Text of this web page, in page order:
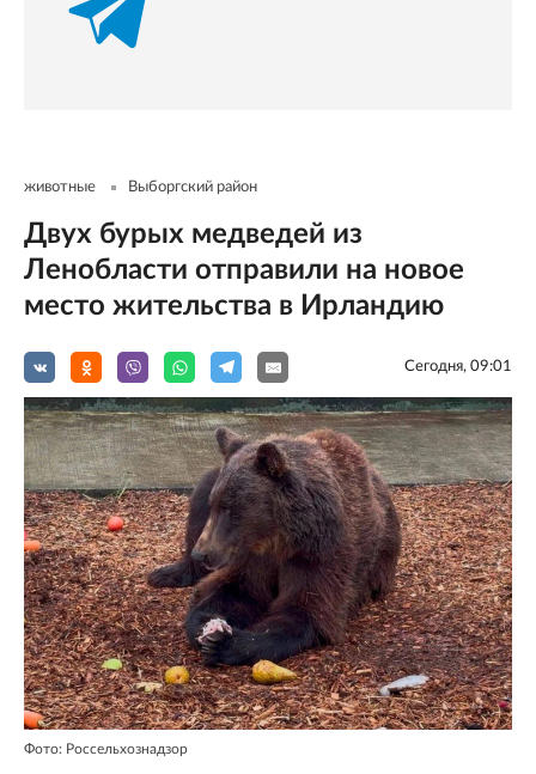
животные Выборгский район
Двух бурых медведей из
Ленобласти отправили на новое
место жительства в Ирландию
Сегодня, 09:01
Фото: Россельхознадзор